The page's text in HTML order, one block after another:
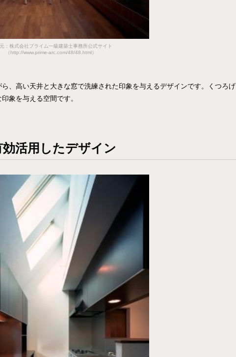
：株式会社プライム一級建築士事務所公式サイト
（http://www.prime-arc.com/48/48.html）
、高い天井と大きな窓で洗練された印象を与えるデザインです。くつろげ
象を与える空間です。
活用したデザイン